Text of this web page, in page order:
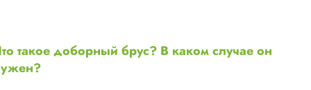
такое доборный брус? В каком случае он